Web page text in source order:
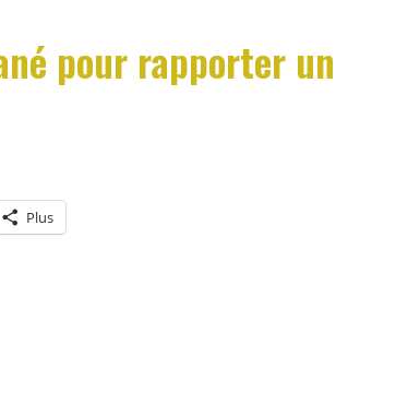
pour rapporter un
Plus